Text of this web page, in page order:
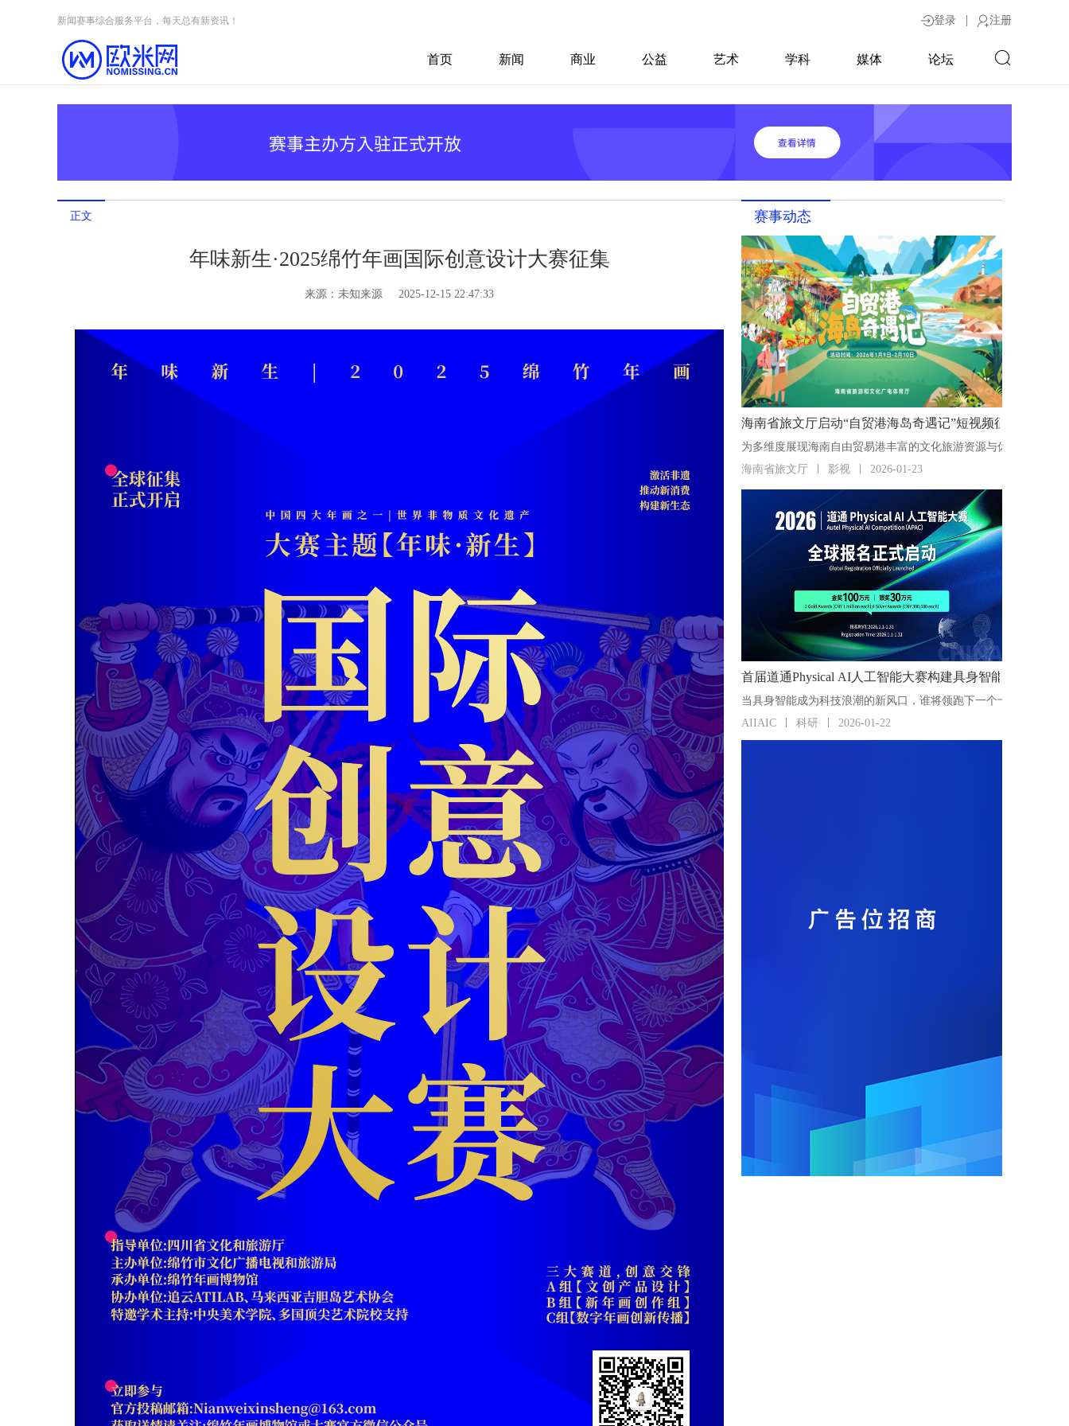
新闻赛事综合服务平台，每天总有新资讯！ 登录 | 注册
首页 新闻 商业 公益 艺术 学科 媒体 论坛
正文
年味新生·2025绵竹年画国际创意设计大赛征集
来源： 未知来源 2025-12-15 22:47:33
赛事动态
海南省旅文厅启动“自贸港海岛奇遇记”短视频征集活动
海南省旅文厅 影视 2026-01-23
首届道通Physical AI人工智能大赛构建具身智能“人才朋友
AIIAIC 科研 2026-01-22